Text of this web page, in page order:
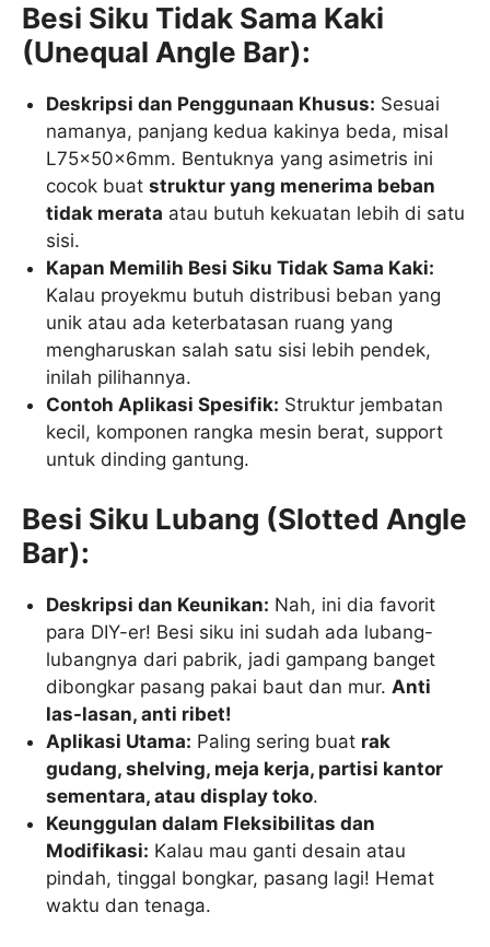
Besi Siku Tidak Sama Kaki
(Unequal Angle Bar):
Deskripsi dan Penggunaan Khusus: Sesuai
namanya, panjang kedua kakinya beda, misal
L75x50x6mm. Bentuknya yang asimetris ini
cocok buatstruktur yang menerima beban
tidak merata atau butuh kekuatan lebih di satu
sisi.
Kapan Memilih Besi Siku Tidak Sama Kaki:
Kalau proyekmu butuh distribusi beban yang
unik atau ada keterbatasan ruang yang
mengharuskan salah satu sisi lebih pendek,
inilah pilihannya.
Contoh Aplikasi Spesifik: Struktur jembatan
kecil, komponen rangka mesin berat, support
untuk dinding gantung.
Besi Siku Lubang (Slotted Angle
Bar):
Deskripsi dan Keunikan: Nah, ini dia favorit
para DIY-er! Besi siku ini sudah ada lubang-
lubangnya dari pabrik, jadi gampang banget
dibongkar pasang pakai baut dan mur. Anti
las-lasan, anti ribet!
Aplikasi Utama: Paling sering buat rak
gudang, shelving, meja kerja, partisi kantor
sementara, atau display toko.
Keunggulan dalam Fleksibilitas dan
Modifikasi: Kalau mau ganti desain atau
pindah, tinggal bongkar, pasang lagi! Hemat
waktu dan tenaga.